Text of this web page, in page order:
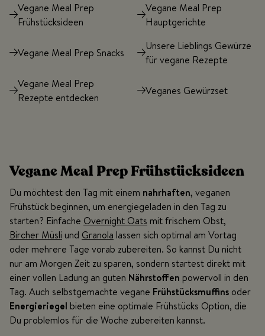
Vegane Meal Prep
Frühstücksideen
Vegane Meal Prep
Hauptgerichte
Vegane Meal Prep Snacks
Unsere Lieblings Gewürze
für vegane Rezepte
Vegane Meal Prep
Rezepte entdecken
Veganes Gewürzset
Vegane Meal Prep Frühstücksideen
Du möchtest den Tag mit einem nahrhaften, veganen
Frühstück beginnen, um energiegeladen in den Tag zu
starten? Einfache Overnight Oats mit frischem Obst,
Bircher Müsli und Granola lassen sich optimal am Vortag
oder mehrere Tage vorab zubereiten. So kannst Du nicht
nur am Morgen Zeit zu sparen, sondern startest direkt mit
einer vollen Ladung an guten Nährstoffen powervoll in den
Tag. Auch selbstgemachte vegane Frühstücksmuffins oder
Energieriegel bieten eine optimale Frühstücks Option, die
Du problemlos für die Woche zubereiten kannst.